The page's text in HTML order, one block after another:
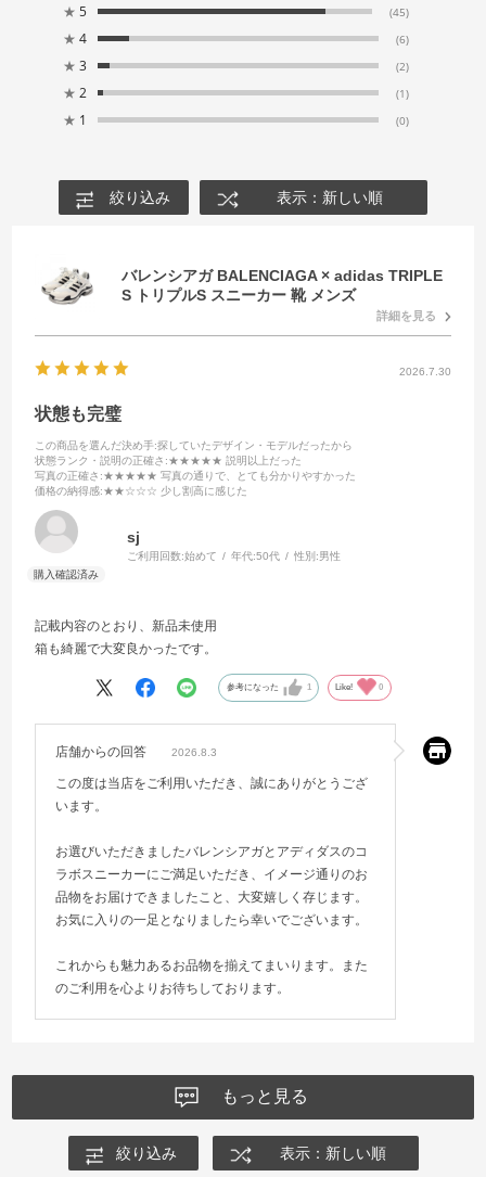
★ 5 (45)
★ 4 (6)
★ 3 (2)
★ 2 (1)
★ 1 (0)
絞り込み 表示：新しい順
バレンシアガ BALENCIAGA × adidas TRIPLE
S トリプルS スニーカー 靴 メンズ
詳細を見る
2026.7.30
状態も完璧
この商品を選んだ決め手:探していたデザイン・モデルだったから
状態ランク・説明の正確さ :★★★★★ 説明以上だった
写真の正確さ :★★★★★ 写真の通りで、とても分かりやすかった
価格の納得感:★★☆☆☆ 少し割高に感じた
sj
ご利用回数:始めて 年代:50代 性別:男性
記載内容のとおり、新品未使用
箱も綺麗で大変良かったです。
参考になった 1 Like! 0
店舗からの回答 2026.8.3
この度は当店をご利用いただき、誠にありがとうござ
います。
お選びいただきましたバレンシアガとアディダスのコ
ラボスニーカーにご満足いただき、イメージ通りのお
品物をお届けできましたこと、大変嬉しく存じます。
お気に入りの一足となりましたら幸いでございます。
これからも魅力あるお品物を揃えてまいります。また
のご利用を心よりお待ちしております。
もっと見る
絞り込み 表示：新しい順